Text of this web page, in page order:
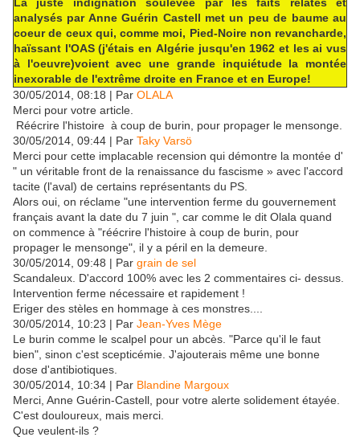
analysés par Anne Guérin Castell met un peu de baume au
coeur de ceux qui, comme moi, Pied-Noire non revancharde,
haïssant l'OAS (j'étais en Algérie jusqu'en 1962 et les ai vus
à l'oeuvre)voient avec une grande inquiétude la montée
inexorable de l'extrême droite en France et en Europe!
30/05/2014, 08:18 | Par OLALA
Merci pour votre article.
Réécrire l'histoire à coup de burin, pour propager le mensonge.
30/05/2014, 09:44 | Par Taky Varsö
Merci pour cette implacable recension qui démontre la montée d'
" un véritable front de la renaissance du fascisme » avec l'accord
tacite (l'aval) de certains représentants du PS.
Alors oui, on réclame "une intervention ferme du gouvernement
français avant la date du 7 juin ", car comme le dit Olala quand
on commence à "réécrire l'histoire à coup de burin, pour
propager le mensonge", il y a péril en la demeure.
30/05/2014, 09:48 | Par grain de sel
Scandaleux. D'accord 100% avec les 2 commentaires ci- dessus.
Intervention ferme nécessaire et rapidement !
Eriger des stèles en hommage à ces monstres....
30/05/2014, 10:23 | Par Jean-Yves Mège
Le burin comme le scalpel pour un abcès. "Parce qu'il le faut
bien", sinon c'est scepticémie. J'ajouterais même une bonne
dose d'antibiotiques.
30/05/2014, 10:34 | Par Blandine Margoux
Merci, Anne Guérin-Castell, pour votre alerte solidement étayée.
C'est douloureux, mais merci.
Que veulent-ils ?